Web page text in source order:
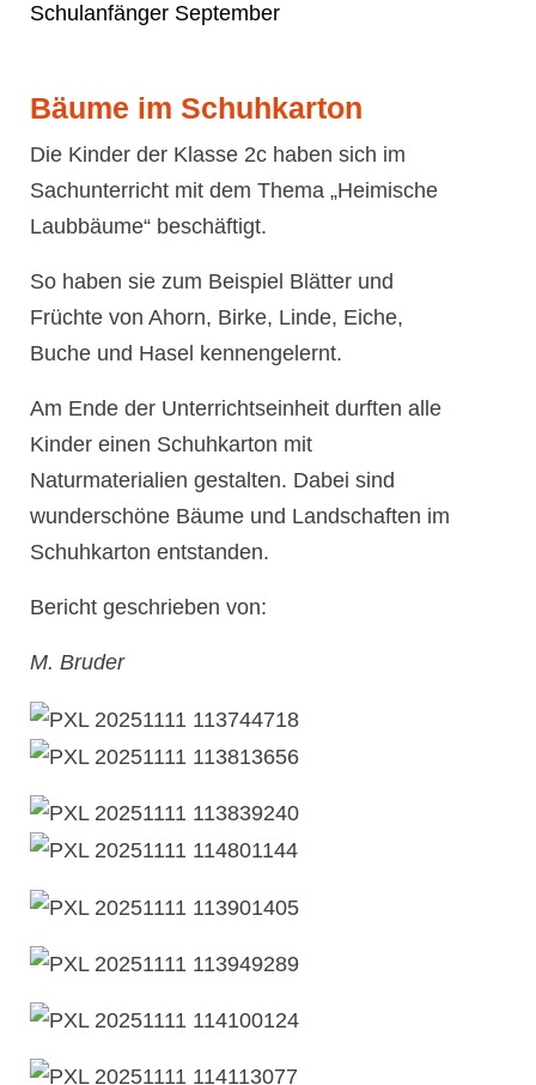
Schulanfänger September
Bäume im Schuhkarton
Die Kinder der Klasse 2c haben sich im
Sachunterricht mit dem Thema „Heimische
Laubbäume“ beschäftigt.
So haben sie zum Beispiel Blätter und
Früchte von Ahorn, Birke, Linde, Eiche,
Buche und Hasel kennengelernt.
Am Ende der Unterrichtseinheit durften alle
Kinder einen Schuhkarton mit
Naturmaterialien gestalten. Dabei sind
wunderschöne Bäume und Landschaften im
Schuhkarton entstanden.
Bericht geschrieben von:
M. Bruder